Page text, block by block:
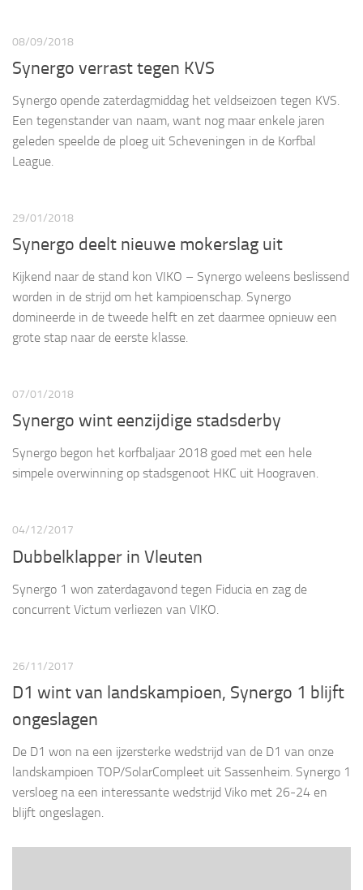
08/09/2018
Synergo verrast tegen KVS
Synergo opende zaterdagmiddag het veldseizoen tegen KVS.
Een tegenstander van naam, want nog maar enkele jaren
geleden speelde de ploeg uit Scheveningen in de Korfbal
League.
29/01/2018
Synergo deelt nieuwe mokerslag uit
Kijkend naar de stand kon VIKO – Synergo weleens beslissend
worden in de strijd om het kampioenschap. Synergo
domineerde in de tweede helft en zet daarmee opnieuw een
grote stap naar de eerste klasse.
07/01/2018
Synergo wint eenzijdige stadsderby
Synergo begon het korfbaljaar 2018 goed met een hele
simpele overwinning op stadsgenoot HKC uit Hoograven.
04/12/2017
Dubbelklapper in Vleuten
Synergo 1 won zaterdagavond tegen Fiducia en zag de
concurrent Victum verliezen van VIKO.
26/11/2017
D1 wint van landskampioen, Synergo 1 blijft
ongeslagen
De D1 won na een ijzersterke wedstrijd van de D1 van onze
landskampioen TOP/SolarCompleet uit Sassenheim. Synergo 1
versloeg na een interessante wedstrijd Viko met 26-24 en
blijft ongeslagen.